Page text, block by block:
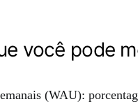
você pode
(WAU):